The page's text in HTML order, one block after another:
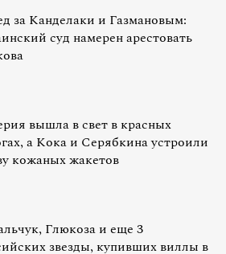
за Канделаки и Газмановым:
суд намерен арестовать
вышла в свет в красных
а Кока и Серябкина устроили
кожаных жакетов
Глюкоза и еще 3
звезды, купивших виллы в